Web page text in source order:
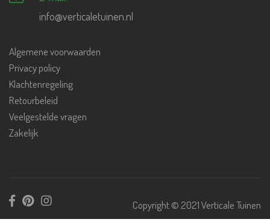
info@verticaletuinen.nl
Algemene voorwaarden
Privacy policy
Klachtenregeling
Retourbeleid
Veelgestelde vragen
Zakelijk
Copyright © 2021 Verticale Tuinen